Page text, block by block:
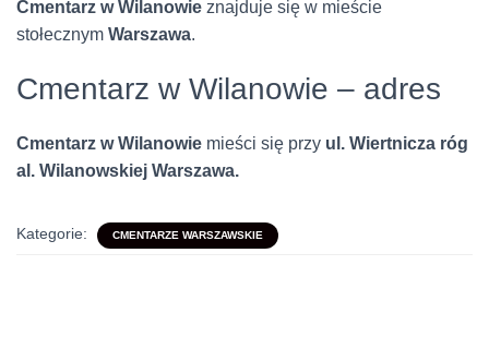
Cmentarz w Wilanowie znajduje się w mieście
stołecznym Warszawa.
Cmentarz w Wilanowie – adres
Cmentarz w Wilanowie mieści się przy ul. Wiertnicza róg
al. Wilanowskiej Warszawa.
Kategorie: CMENTARZE WARSZAWSKIE